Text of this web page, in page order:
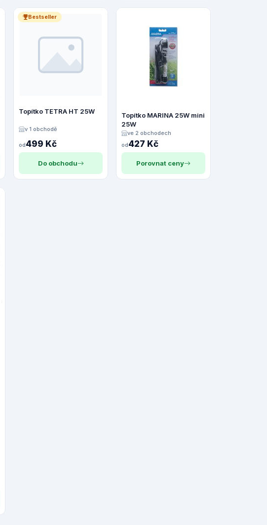
Bestseller
Topítko TETRA HT 25W
v 1 obchodě
od499 Kč
Do obchodu
Topítko MARINA 25W mini
25W
ve 2 obchodech
od427 Kč
Porovnat ceny